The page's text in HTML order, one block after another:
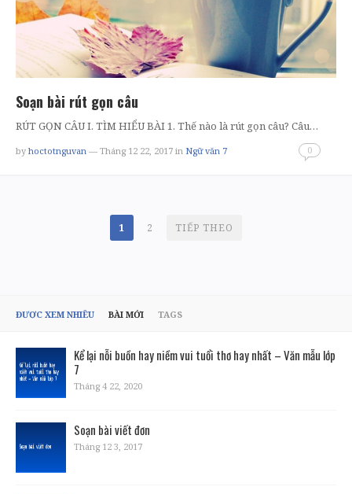
Soạn bài rút gọn câu
RÚT GỌN CÂU I. TÌM HIỂU BÀI 1. Thế nào là rút gọn câu? Câu…
by hoctotnguvan — Tháng 12 22, 2017 in Ngữ văn 7 0
VIẾT
1 2 TIẾP THEO
ĐƯỢC XEM NHIỀU BÀI MỚI TAGS
Kể lại nỗi buồn hay niềm vui tuổi thơ hay nhất – Văn mẫu lớp
7
Tháng 4 22, 2020
Soạn bài viết đơn
Tháng 12 3, 2017